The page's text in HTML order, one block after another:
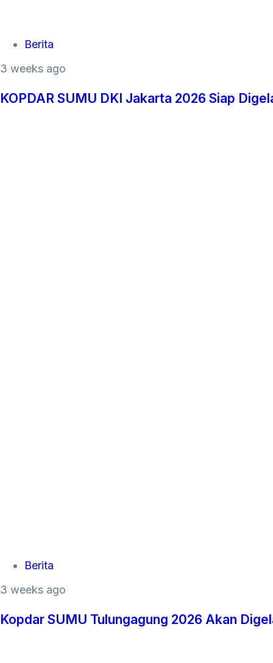
Tags Berita
3 weeks ago
KOPDAR SUMU DKI Jakarta 2026 Siap
Tags Berita
3 weeks ago
Kopdar SUMU Tulungagung 2026 Akan